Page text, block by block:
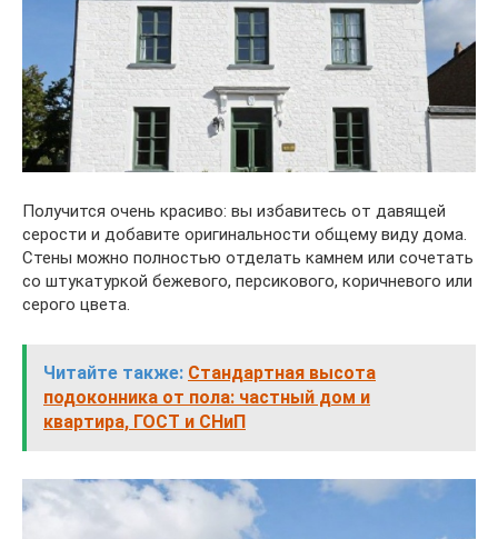
Получится очень красиво: вы избавитесь от давящей
серости и добавите оригинальности общему виду дома.
Стены можно полностью отделать камнем или сочетать
со штукатуркой бежевого, персикового, коричневого или
серого цвета.
Читайте также: Стандартная высота
подоконника от пола: частный дом и
квартира, ГОСТ и СНиП